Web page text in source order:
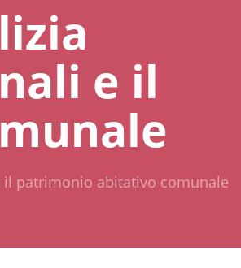
e il
il patrimonio abitativo comunale